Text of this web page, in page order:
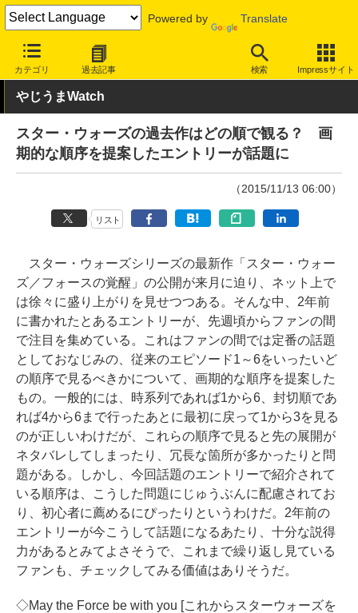
Powered by Translate
カテゴリ 過去記事 検索 Impressサイト
INTERNET Watch トピック
やじうまWatch
スター・ウォーズの過去作はどの順で観る？ 画
期的な順序を提案したエントリーが話題に
（2015/11/13 06:00）
リスト
スター・ウォーズシリーズの最新作「スター・ウォー
ズ／フォースの覚醒」の公開が来月に迫り、ネット上で
は徐々に盛り上がりを見せつつある。そんな中、2年前
に書かれたとあるエントリーが、先週頃からファンの間
で注目を集めている。これはファンの間では定番の話題
としておなじみの、従来のエピソード1～6をいったいど
の順序で見るべきかについて、画期的な順序を提案した
もの。一般的には、時系列であれば1から6、封切順であ
れば4から6まで行ったあとに最初に戻って1から3を見る
のが正しいわけだが、これらの順序で見ると先の展開が
ネタバレしてしまったり、冗長な箇所が多かったりと問
題がある。しかし、今回話題のエントリーで紹介されて
いる順序は、こうした問題にじゅうぶんに配慮されてお
り、初心者に薦めるにぴったりというわけだ。2年前の
エントリーが今こうして話題になるあたり、十分な説得
力があるとみてよさそうで、これまで繰り返し見ている
ファンも、チェックしてみる価値はありそうだ。
◇May the Force be with you [これからスターウォーズを